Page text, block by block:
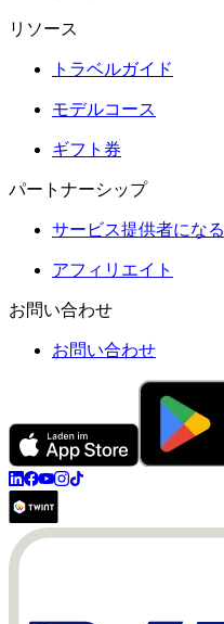
リソース
トラベルガイド
モデルコース
ギフト券
パートナーシップ
サービス提供者になる
アフィリエイト
お問い合わせ
お問い合わせ